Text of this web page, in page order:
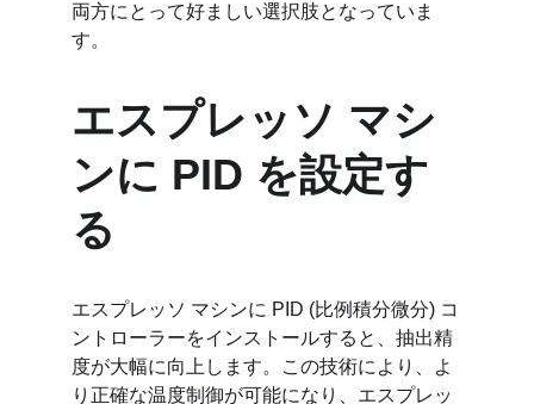
両方にとって好ましい選択肢となっていま
す。
エスプレッソ マシ
ンに PID を設定す
る
エスプレッソ マシンに PID (比例積分微分) コ
ントローラーをインストールすると、抽出精
度が大幅に向上します。この技術により、よ
り正確な温度制御が可能になり、エスプレッ